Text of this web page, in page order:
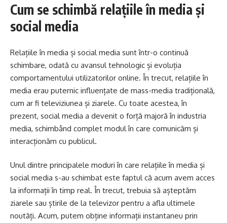
Cum se schimbă relațiile în media și
social media
Relațiile în media și social media sunt într-o continuă
schimbare, odată cu avansul tehnologic și evoluția
comportamentului utilizatorilor online. În trecut, relațiile în
media erau puternic influențate de mass-media tradițională,
cum ar fi televiziunea și ziarele. Cu toate acestea, în
prezent, social media a devenit o forță majoră în industria
media, schimbând complet modul în care comunicăm și
interacționăm cu publicul.
Unul dintre principalele moduri în care relațiile în media și
social media s-au schimbat este faptul că acum avem acces
la informații în timp real. În trecut, trebuia să așteptăm
ziarele sau știrile de la televizor pentru a afla ultimele
noutăți. Acum, putem obține informații instantaneu prin